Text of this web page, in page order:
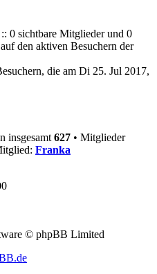
0 sichtbare Mitglieder und 0
den aktiven Besuchern der
die am Di 25. Jul 2017,
insgesamt 627 • Mitglieder
Franka
© phpBB Limited